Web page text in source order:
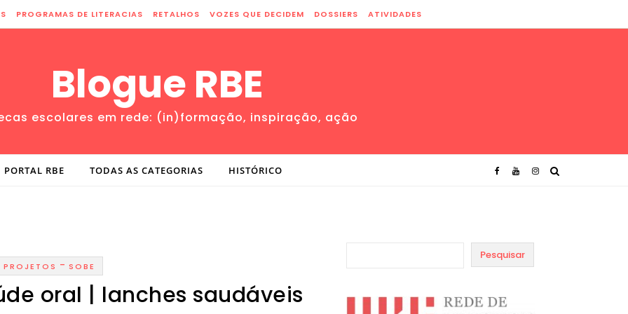
PROGRAMAS DE LITERACIAS RETALHOS VOZES QUE DECIDEM DOSSIERS ATIVIDADES
Blogue RBE
escolares em rede: (in)formação, inspiração, ação
PORTAL RBE TODAS AS CATEGORIAS HISTÓRICO
PROJETOS - SOBE
oral | lanches saudáveis
Pesquisar